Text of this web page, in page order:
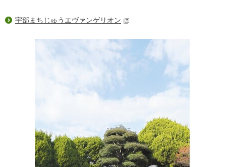
宇部まちじゅうエヴァンゲリオン